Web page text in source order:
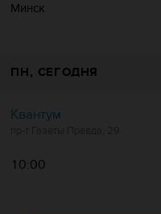
Минск
ПН, СЕГОДНЯ
Квантум
10:00